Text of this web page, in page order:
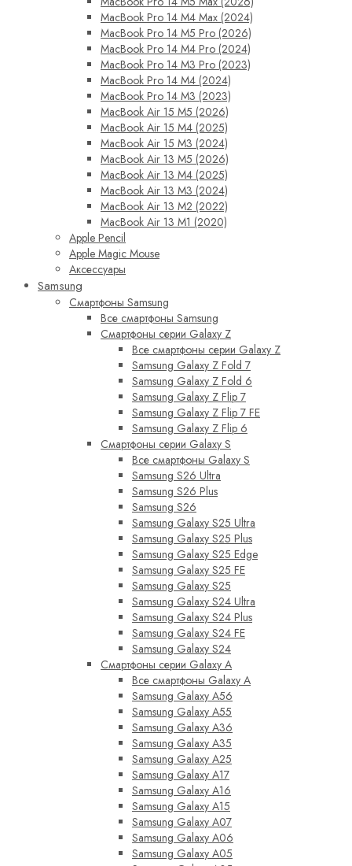
MacBook Pro 14 M4 Max (2024)
MacBook Pro 14 M5 Pro (2026)
MacBook Pro 14 M4 Pro (2024)
MacBook Pro 14 M3 Pro (2023)
MacBook Pro 14 M4 (2024)
MacBook Pro 14 M3 (2023)
MacBook Air 15 M5 (2026)
MacBook Air 15 M4 (2025)
MacBook Air 15 M3 (2024)
MacBook Air 13 M5 (2026)
MacBook Air 13 M4 (2025)
MacBook Air 13 M3 (2024)
MacBook Air 13 M2 (2022)
MacBook Air 13 M1 (2020)
Apple Pencil
Apple Magic Mouse
Аксессуары
Samsung
Смартфоны Samsung
Все смартфоны Samsung
Смартфоны серии Galaxy Z
Все смартфоны серии Galaxy Z
Samsung Galaxy Z Fold 7
Samsung Galaxy Z Fold 6
Samsung Galaxy Z Flip 7
Samsung Galaxy Z Flip 7 FE
Samsung Galaxy Z Flip 6
Смартфоны серии Galaxy S
Все смартфоны Galaxy S
Samsung S26 Ultra
Samsung S26 Plus
Samsung S26
Samsung Galaxy S25 Ultra
Samsung Galaxy S25 Plus
Samsung Galaxy S25 Edge
Samsung Galaxy S25 FE
Samsung Galaxy S25
Samsung Galaxy S24 Ultra
Samsung Galaxy S24 Plus
Samsung Galaxy S24 FE
Samsung Galaxy S24
Смартфоны серии Galaxy A
Все смартфоны Galaxy A
Samsung Galaxy A56
Samsung Galaxy A55
Samsung Galaxy A36
Samsung Galaxy A35
Samsung Galaxy A25
Samsung Galaxy A17
Samsung Galaxy A16
Samsung Galaxy A15
Samsung Galaxy A07
Samsung Galaxy A06
Samsung Galaxy A05